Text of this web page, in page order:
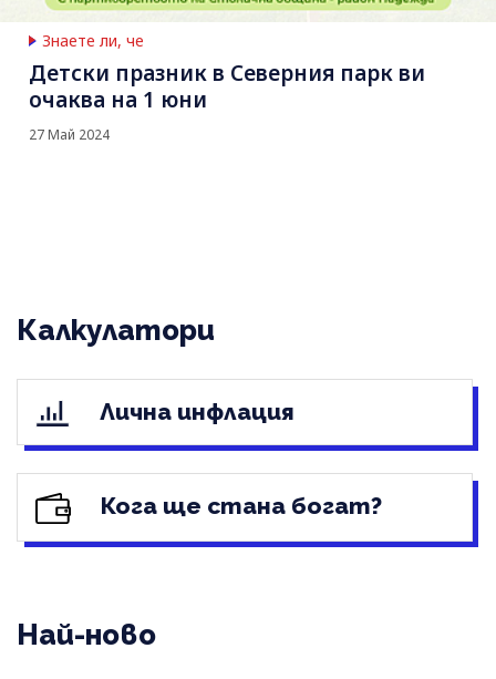
Знаете ли, че
Детски празник в Северния парк ви
очаква на 1 юни
27 Май 2024
Калкулатори
Лична инфлация
Кога ще стана богат?
Най-ново